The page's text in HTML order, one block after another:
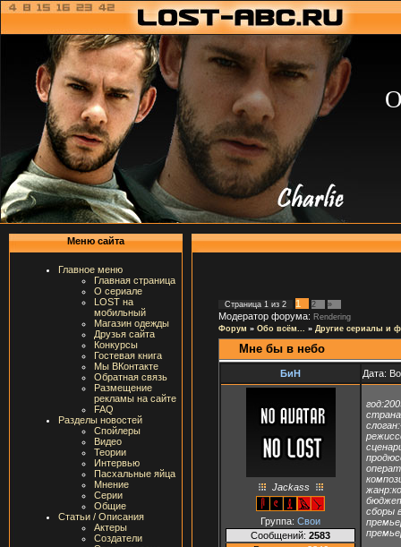
Меню сайта
Главное меню
Главная страница
О сериале
LOST на
мобильный
Магазин одежды
Друзья сайта
Конкурсы
Гостевая книга
Мы ВКонтакте
Обратная связь
Размещение
рекламы на сайте
FAQ
Разделы новостей
Спойлеры
Видео
Теории
Интервью
Пасхальные яйца
Мнение
Серии
Общие
Статьи / Описания
Актеры
Создатели
Страница 1 из 2 1 2 »
Модератор форума: Rendering
Форум » Обо всём... » Другие сериалы и
Мне бы в небо
БиН Дата:
Jackass
Группа: Свои
Сообщений: 2583
слоган:
сборы